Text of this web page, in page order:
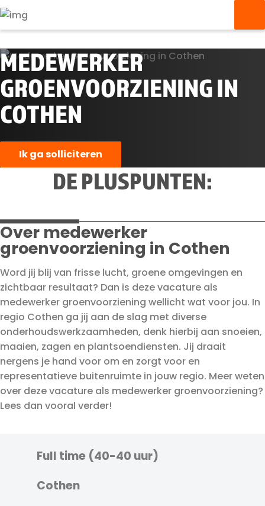
MEDEWERKER
GROENVOORZIENING IN
COTHEN
Ik ga solliciteren
DE PLUSPUNTEN:
Over medewerker
groenvoorziening in Cothen
Word jij blij van frisse lucht, groene omgevingen en
zichtbaar resultaat? Dan is deze vacature als
medewerker groenvoorziening wellicht wat voor jou. In
regio Cothen ga jij aan de slag met diverse
onderhoudswerkzaamheden, denk hierbij aan snoeien,
maaien, zagen en plantsoendiensten. Jij draait
nergens je hand voor om en zorgt voor en
representatieve buitenruimte in jouw regio. Meer weten
over deze vacature als medewerker groenvoorziening?
Lees dan vooral verder!
Full time (40-40 uur)
Cothen